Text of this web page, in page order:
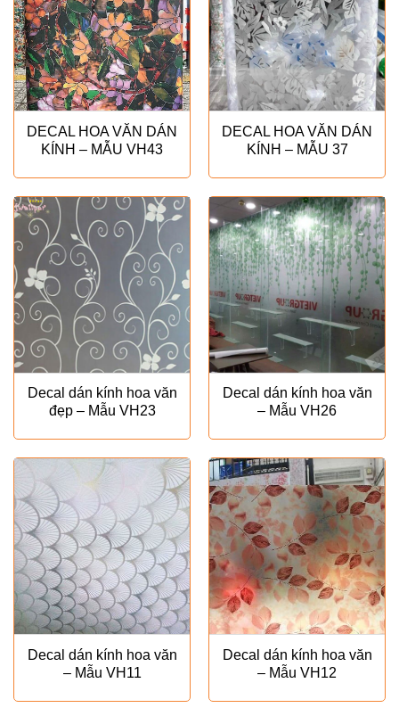
DECAL HOA VĂN DÁN
KÍNH – MẪU VH43
DECAL HOA VĂN DÁN
KÍNH – MẪU 37
Decal dán kính hoa văn
đẹp – Mẫu VH23
Decal dán kính hoa văn
– Mẫu VH26
Decal dán kính hoa văn
– Mẫu VH11
Decal dán kính hoa văn
– Mẫu VH12